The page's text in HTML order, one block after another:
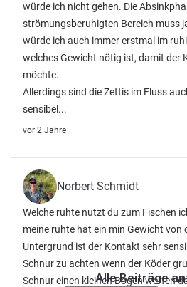
würde ich nicht gehen. Die
strömungsberuhigten Bereich muss
würde ich auch immer erstmal im
welches Gewicht nötig ist, damit der
möchte.
Allerdings sind die Zettis im Fluss
sensibel...
vor 2 Jahre
Norbert Schmidt
Welche ruhte nutzt du zum Fischen
meine ruhte hat ein min Gewicht von
Untergrund ist der Kontakt sehr
Schnur zu achten wenn der Köder
Schnur einen kleinen Bogen werfen
Alle Beiträge